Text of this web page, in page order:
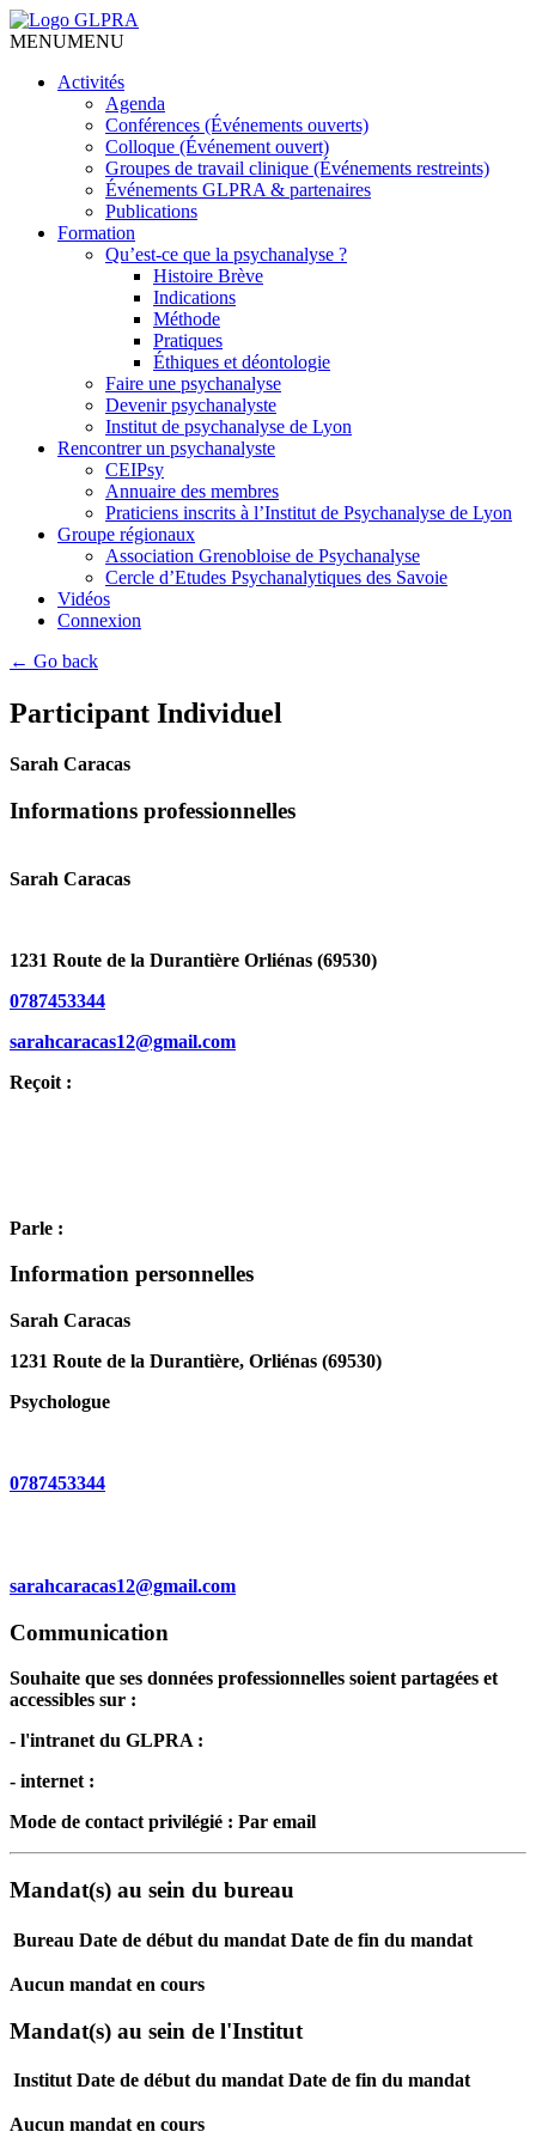
MENUMENU
Activités
Agenda
Conférences (Événements ouverts)
Colloque (Événement ouvert)
Groupes de travail clinique (Événements restreints)
Événements GLPRA & partenaires
Publications
Formation
Qu’est-ce que la psychanalyse ?
Histoire Brève
Indications
Méthode
Pratiques
Éthiques et déontologie
Faire une psychanalyse
Devenir psychanalyste
Institut de psychanalyse de Lyon
Rencontrer un psychanalyste
CEIPsy
Annuaire des membres
Praticiens inscrits à l’Institut de Psychanalyse de Lyon
Groupe régionaux
Association Grenobloise de Psychanalyse
Cercle d’Etudes Psychanalytiques des Savoie
Vidéos
Connexion
← Go back
Participant Individuel
Sarah Caracas
Informations professionnelles
Sarah Caracas
1231 Route de la Durantière Orliénas (69530)
0787453344
sarahcaracas12@gmail.com
Reçoit :
Parle :
Information personnelles
Sarah Caracas
1231 Route de la Durantière, Orliénas (69530)
Psychologue
0787453344
sarahcaracas12@gmail.com
Communication
Souhaite que ses données professionnelles soient partagées et
accessibles sur :
- l'intranet du GLPRA :
- internet :
Mode de contact privilégié : Par email
Mandat(s) au sein du bureau
Bureau Date de début du mandat Date de fin du mandat
Aucun mandat en cours
Mandat(s) au sein de l'Institut
Institut Date de début du mandat Date de fin du mandat
Aucun mandat en cours